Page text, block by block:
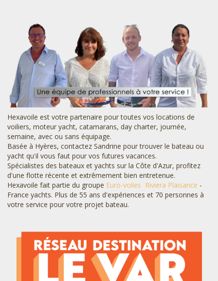
Hexavoile est votre partenaire pour toutes vos locations de
voiliers, moteur yacht, catamarans, day charter, journée,
semaine, avec ou sans équipage.
Basée à Hyères, contactez Sandrine pour trouver le bateau ou
yacht qu'il vous faut pour vos futures vacances.
Spécialistes des bateaux et yachts sur la Côte d'Azur, profitez
d'une flotte récente et extrêmement bien entretenue.
Hexavoile fait partie du groupe Euro-voiles Riviera Plaisance -
France yachts. Plus de 55 ans d'expériences et 70 personnes à
votre service pour votre projet bateau.